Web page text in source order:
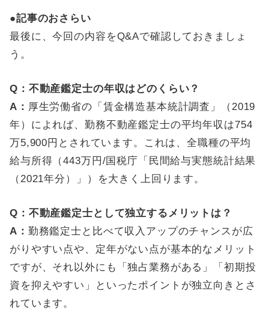
●記事のおさらい
最後に、今回の内容をQ&Aで確認しておきましょ
う。
Q：不動産鑑定士の年収はどのくらい？
A： 厚生労働省の「賃金構造基本統計調査」（2019
年）によれば、勤務不動産鑑定士の平均年収は754
万5,900円とされています。これは、全職種の平均
給与所得（443万円/国税庁「民間給与実態統計結果
（2021年分）」）を大きく上回ります。
Q：不動産鑑定士として独立するメリットは？
A： 勤務鑑定士と比べて収入アップのチャンスが広
がりやすい点や、定年がない点が基本的なメリット
ですが、それ以外にも「独占業務がある」「初期投
資を抑えやすい」といったポイントが独立向きとさ
れています。